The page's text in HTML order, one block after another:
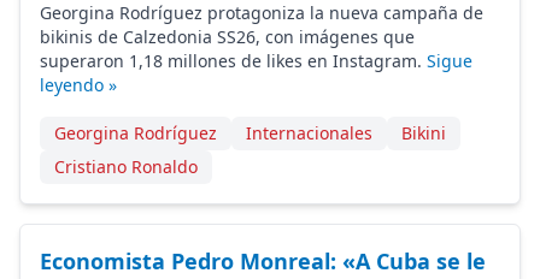
Georgina Rodríguez protagoniza la nueva campaña de
bikinis de Calzedonia SS26, con imágenes que
superaron 1,18 millones de likes en Instagram. Sigue
leyendo »
Georgina Rodríguez Internacionales
Bikini
Cristiano Ronaldo
Economista Pedro Monreal: «A Cuba se le